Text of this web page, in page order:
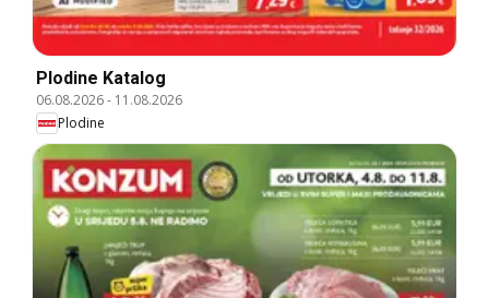
Plodine Katalog
06.08.2026- 11.08.2026
Plodine